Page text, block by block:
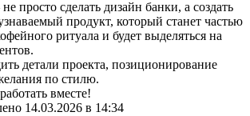
просто сделать дизайн банки, а создать
продукт, который станет частью
ритуала и будет выделяться на
детали проекта, позиционирование
по стилю.
вместе!
14.03.2026 в 14:34